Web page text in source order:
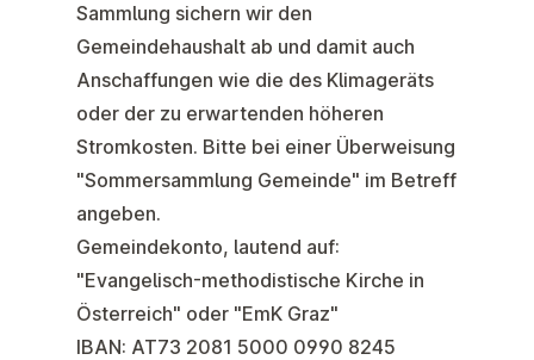
Sammlung sichern wir den
Gemeindehaushalt ab und damit auch
Anschaffungen wie die des Klimageräts
oder der zu erwartenden höheren
Stromkosten. Bitte bei einer Überweisung
"Sommersammlung Gemeinde" im Betreff
angeben.
Gemeindekonto, lautend auf:
"Evangelisch-methodistische Kirche in
Österreich" oder "EmK Graz"
IBAN: AT73 2081 5000 0990 8245